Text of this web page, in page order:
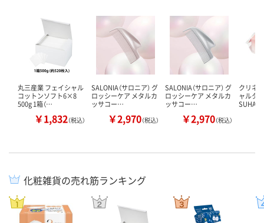
丸三産業 フェイシャル
コットンソフト6×8
500g 1箱（…
￥1,832（税込）
SALONIA（サロニア） グ
ロッシーケア メタルカ
ッサコー…
￥2,970（税込）
SALONIA（サロニア） グ
ロッシーケア メタルカ
ッサコー…
￥2,970（税込）
クリネ
ャルタ
化粧雑貨の売れ筋ランキング